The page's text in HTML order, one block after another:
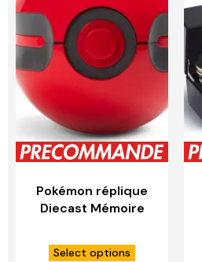
Pokémon réplique
Diecast Mémoire
COMPANY
Select options